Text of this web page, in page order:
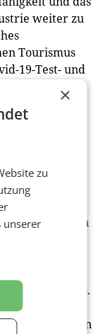
weiter zu
Tourismus
19-Test- und
so
sichern
leiden als
von
der
der
löst 1,23
aus.
von weiteren
×
zu
unserer